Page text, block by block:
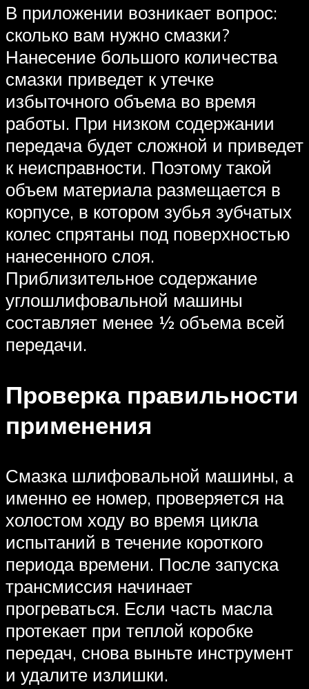
В приложении возникает вопрос:
сколько вам нужно смазки?
Нанесение большого количества
смазки приведет к утечке
избыточного объема во время
работы. При низком содержании
передача будет сложной и приведет
к неисправности. Поэтому такой
объем материала размещается в
корпусе, в котором зубья зубчатых
колес спрятаны под поверхностью
нанесенного слоя.
Приблизительное содержание
углошлифовальной машины
составляет менее ½ объема всей
передачи.
Проверка правильности
применения
Смазка шлифовальной машины, а
именно ее номер, проверяется на
холостом ходу во время цикла
испытаний в течение короткого
периода времени. После запуска
трансмиссия начинает
прогреваться. Если часть масла
протекает при теплой коробке
передач, снова выньте инструмент
и удалите излишки.